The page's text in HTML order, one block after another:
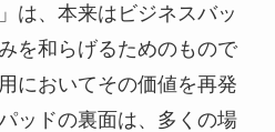
は、本来はビジネスバッ
を和らげるためのもので
においてその価値を再発
ッドの裏面は、多くの場